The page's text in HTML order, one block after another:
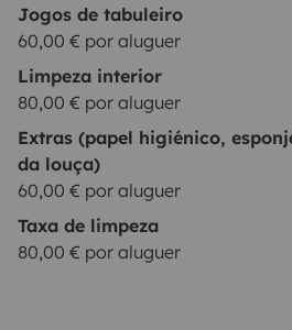
Jogos de tabuleiro
60,00 € por aluguer
Limpeza interior
80,00 € por aluguer
Extras (papel higiénico,
da louça)
60,00 € por aluguer
Taxa de limpeza
80,00 € por aluguer